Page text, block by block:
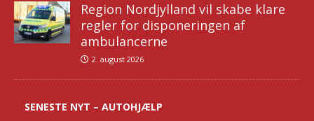
Region Nordjylland vil skabe klare
regler for disponeringen af
ambulancerne
2. august 2026
SENESTE NYT – AUTOHJÆLP